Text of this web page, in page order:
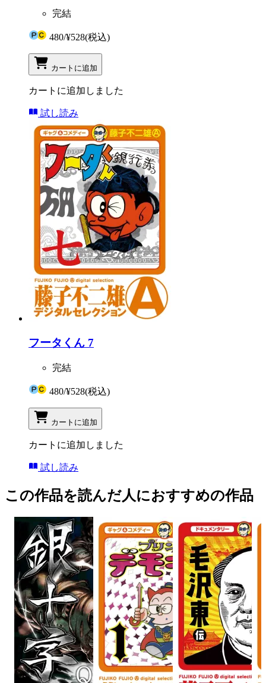
完結
480/¥528(税込)
カートに追加
カートに追加しました
試し読み
フータくん 7
完結
480/¥528(税込)
カートに追加
カートに追加しました
試し読み
この作品を読んだ人におすすめの作品